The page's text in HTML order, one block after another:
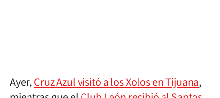
Ayer,Cruz Azul visitó a los Xolos en Tijuana,